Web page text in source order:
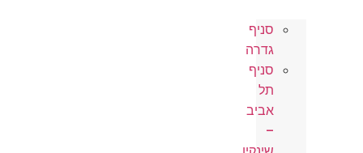
סניף
גדרה
סניף
תל
אביב
–